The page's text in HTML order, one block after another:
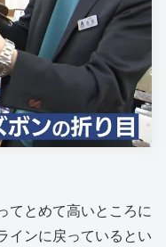
てとめて高いところに
インに戻っているとい